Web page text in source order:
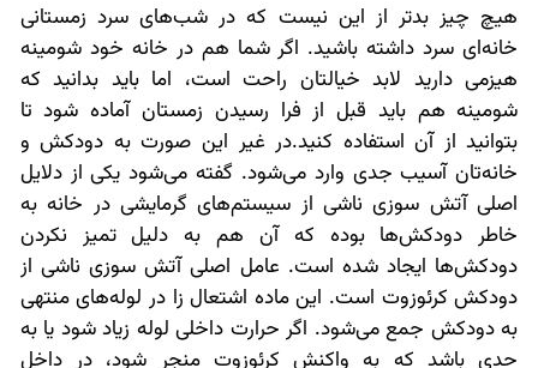
هیچ چیز بدتر از این نیست که در شب‌های سرد زمستانی
خانه‌ای سرد داشته باشید. اگر شما هم در خانه خود شومینه
هیزمی دارید لابد خیالتان راحت است، اما باید بدانید که
شومینه هم باید قبل از فرا رسیدن زمستان آماده شود تا
بتوانید از آن استفاده کنید.در غیر این صورت به دودکش و
خانه‌تان آسیب جدی وارد می‌شود. گفته می‌شود یکی از دلایل
اصلی آتش سوزی ناشی از سیستم‌های گرمایشی در خانه به
خاطر دودکش‌ها بوده که آن هم به دلیل تمیز نکردن
دودکش‌ها ایجاد شده است. عامل اصلی آتش سوزی ناشی از
دودکش کرئوزوت است. این ماده اشتعال زا در لوله‌های منتهی
به دودکش جمع می‌شود. اگر حرارت داخلی لوله زیاد شود یا به
حدی باشد که به واکنش کرئوزوت منجر شود، در داخل